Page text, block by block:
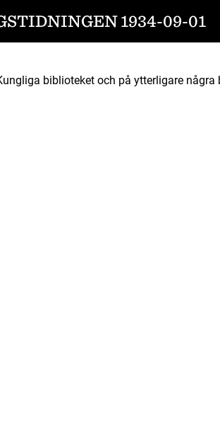
1934-09-01
biblioteket och på ytterligare några